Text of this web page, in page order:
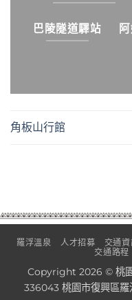
巴陵隧道驛站
角板山行館
羅浮溫泉 人才招募 交通
交通路程
Copyright 2026 © 桃園
336043 桃園市復興區